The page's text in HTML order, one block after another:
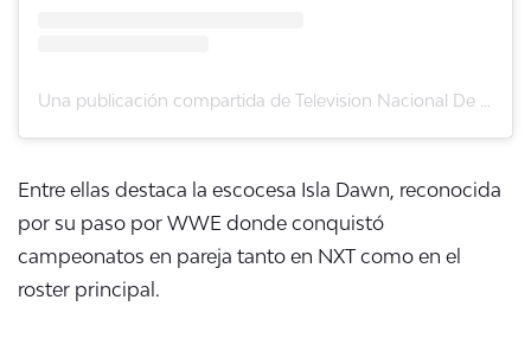
Entre ellas destaca la escocesa Isla Dawn, reconocida
por su paso por WWE donde conquistó
campeonatos en pareja tanto en NXT como en el
roster principal.